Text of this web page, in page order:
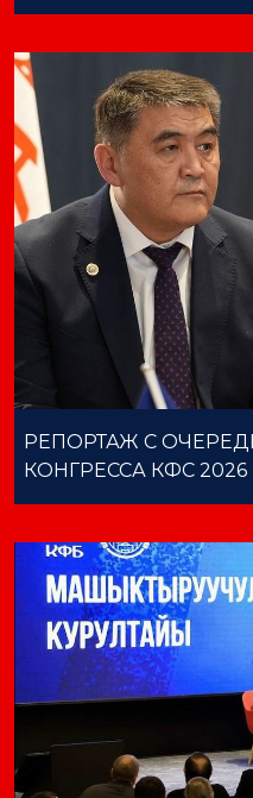
РЕПОРТАЖ С
КОНГРЕССА КФС 2026